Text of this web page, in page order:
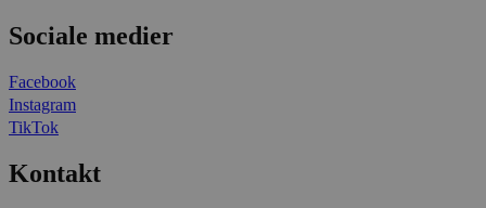
Sociale medier
Facebook
Instagram
TikTok
Kontakt